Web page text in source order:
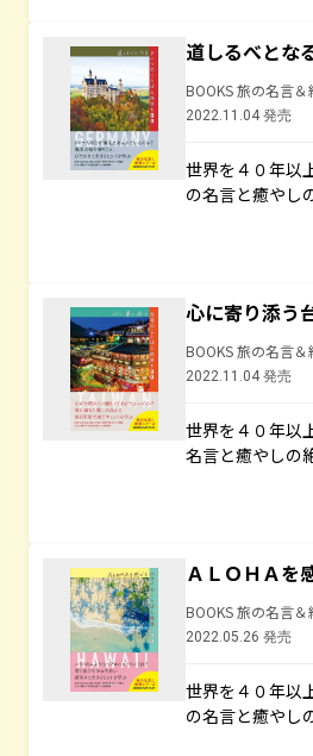
道しるべとな
BOOKS 旅の名言＆
2022.11.04 発売
世界を４０年以
の名言と癒やし
心に寄り添う
BOOKS 旅の名言＆
2022.11.04 発売
世界を４０年以
名言と癒やしの
ＡＬＯＨＡを
BOOKS 旅の名言＆
2022.05.26 発売
世界を４０年以
の名言と癒やし